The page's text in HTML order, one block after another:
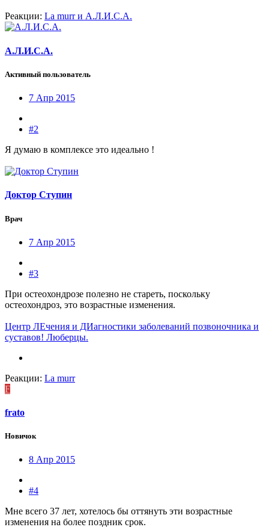
Реакции: La murrи А.Л.И.С.А.
А.Л.И.С.А.
Активный пользователь
7 Апр 2015
#2
Я думаю в комплексе это идеально !
Доктор Ступин
Врач
7 Апр 2015
#3
При остеохондрозе полезно не стареть, поскольку
остеохондроз, это возрастные изменения.
Центр ЛЕчения и ДИагностики заболеваний позвоночника и
суставов! Люберцы.
Реакции: La murr
F
frato
Новичок
8 Апр 2015
#4
Мне всего 37 лет, хотелось бы оттянуть эти возрастные
изменения на более поздник срок.